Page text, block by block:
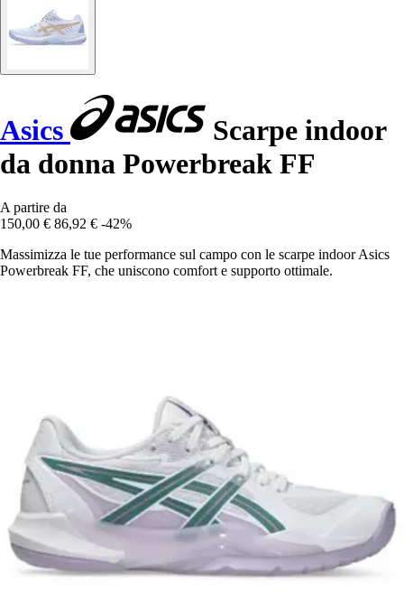
Asics
Scarpe indoor
da donna Powerbreak FF
A partire da
150,00 € 86,92 € -42%
Massimizza le tue performance sul campo con le scarpe indoor Asics
Powerbreak FF, che uniscono comfort e supporto ottimale.